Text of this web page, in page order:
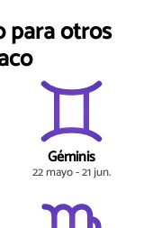
para otros
Géminis
22 mayo - 21 jun.